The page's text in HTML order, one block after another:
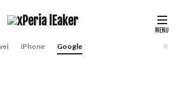
iPhone Google